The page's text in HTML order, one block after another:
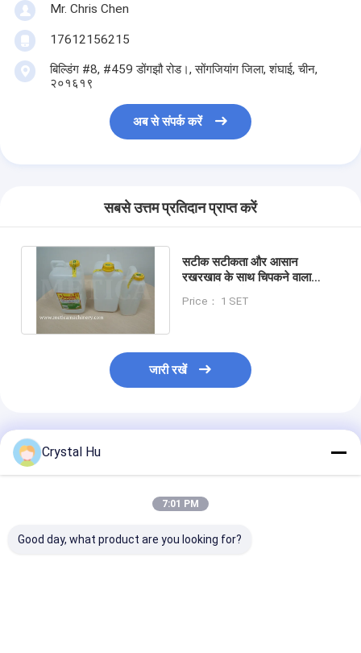
Mr. Chris Chen
17612156215
बिल्डिंग #8, #459 डोंगझौ रोड।, सोंगजियांग जिला, शंघाई, चीन,
२०१६१९
अब से संपर्क करें
सबसे उत्तम प्रतिदान प्राप्त करें
सटीक सटीकता और आसान
रखरखाव के साथ चिपकने वाला
लेबलिंग मशीन
Price： 1 SET
जारी रखें
अनुशंसित उत्पाद
Crystal Hu
7:01 PM
Good day, what product are you looking for?